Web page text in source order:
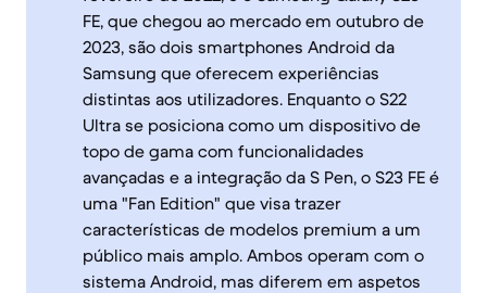
FE, que chegou ao mercado em outubro de
2023, são dois smartphones Android da
Samsung que oferecem experiências
distintas aos utilizadores. Enquanto o S22
Ultra se posiciona como um dispositivo de
topo de gama com funcionalidades
avançadas e a integração da S Pen, o S23 FE é
uma "Fan Edition" que visa trazer
características de modelos premium a um
público mais amplo. Ambos operam com o
sistema Android, mas diferem em aspetos